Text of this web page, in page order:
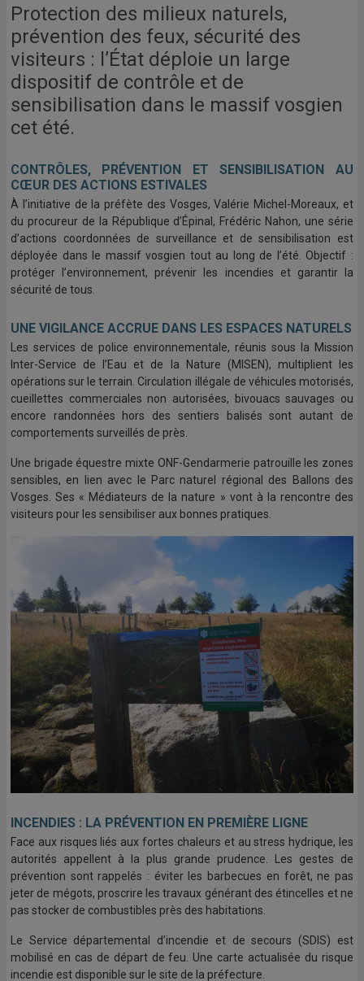
Protection des milieux naturels,
prévention des feux, sécurité des
visiteurs : l’État déploie un large
dispositif de contrôle et de
sensibilisation dans le massif vosgien
cet été.
CONTRÔLES, PRÉVENTION ET SENSIBILISATION AU
CŒUR DES ACTIONS ESTIVALES
À l’initiative de la préfète des Vosges, Valérie Michel-Moreaux, et
du procureur de la République d’Épinal, Frédéric Nahon, une série
d’actions coordonnées de surveillance et de sensibilisation est
déployée dans le massif vosgien tout au long de l’été. Objectif :
protéger l’environnement, prévenir les incendies et garantir la
sécurité de tous.
UNE VIGILANCE ACCRUE DANS LES ESPACES NATURELS
Les services de police environnementale, réunis sous la Mission
Inter-Service de l’Eau et de la Nature (MISEN), multiplient les
opérations sur le terrain. Circulation illégale de véhicules motorisés,
cueillettes commerciales non autorisées, bivouacs sauvages ou
encore randonnées hors des sentiers balisés sont autant de
comportements surveillés de près.
Une brigade équestre mixte ONF-Gendarmerie patrouille les zones
sensibles, en lien avec le Parc naturel régional des Ballons des
Vosges. Ses « Médiateurs de la nature » vont à la rencontre des
visiteurs pour les sensibiliser aux bonnes pratiques.
INCENDIES : LA PRÉVENTION EN PREMIÈRE LIGNE
Face aux risques liés aux fortes chaleurs et au stress hydrique, les
autorités appellent à la plus grande prudence. Les gestes de
prévention sont rappelés : éviter les barbecues en forêt, ne pas
jeter de mégots, proscrire les travaux générant des étincelles et ne
pas stocker de combustibles près des habitations.
Le Service départemental d’incendie et de secours (SDIS) est
mobilisé en cas de départ de feu. Une carte actualisée du risque
incendie est disponible sur le site de la préfecture.